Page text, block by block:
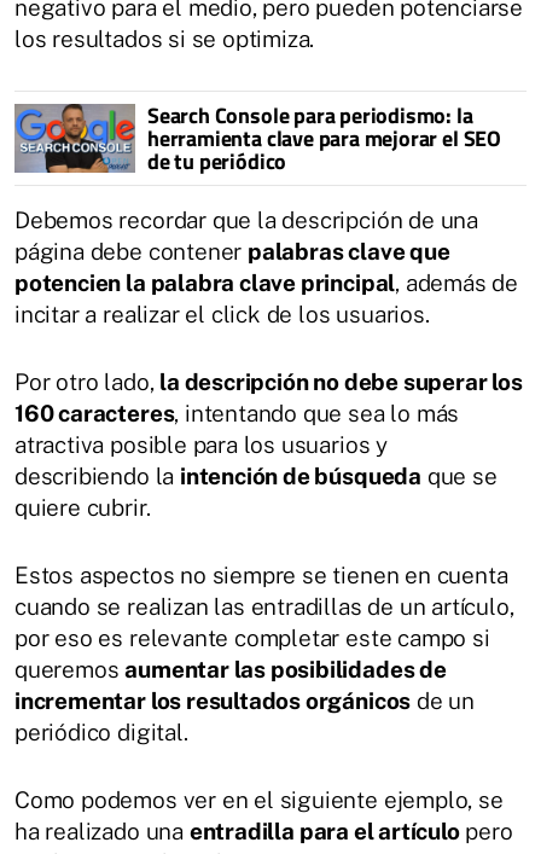
negativo para el medio, pero pueden potenciarse
los resultados si se optimiza.
Search Console para periodismo: la
herramienta clave para mejorar el SEO
de tu periódico
Debemos recordar que la descripción de una
página debe contener palabras clave que
potencien la palabra clave principal, además de
incitar a realizar el click de los usuarios.
Por otro lado, la descripción no debe superar los
160 caracteres, intentando que sea lo más
atractiva posible para los usuarios y
describiendo la intención de búsqueda que se
quiere cubrir.
Estos aspectos no siempre se tienen en cuenta
cuando se realizan las entradillas de un artículo,
por eso es relevante completar este campo si
queremosaumentar las posibilidades de
incrementar los resultados orgánicos de un
periódico digital.
Como podemos ver en el siguiente ejemplo, se
ha realizado una entradilla para el artículopero